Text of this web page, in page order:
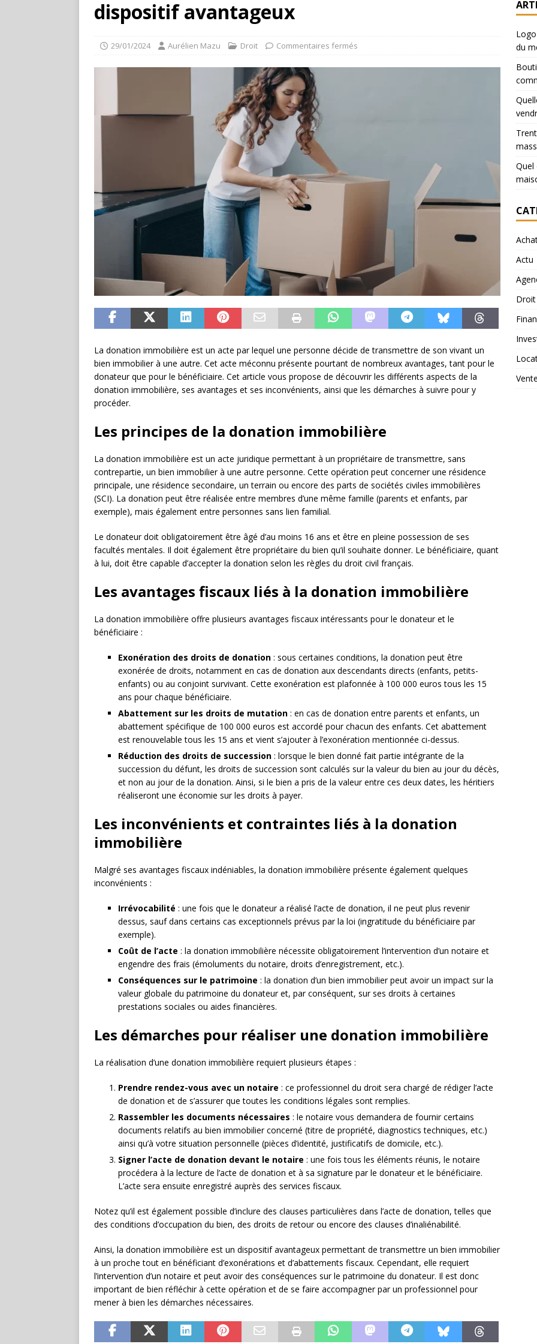
dispositif avantageux
29/01/2024 Aurélien Mazu Droit Commentaires fermés
La donation immobilière est un acte par lequel une personne décide de transmettre de son vivant un
bien immobilier à une autre. Cet acte méconnu présente pourtant de nombreux avantages, tant pour le
donateur que pour le bénéficiaire. Cet article vous propose de découvrir les différents aspects de la
donation immobilière, ses avantages et ses inconvénients, ainsi que les démarches à suivre pour y
procéder.
Les principes de la donation immobilière
La donation immobilière est un acte juridique permettant à un propriétaire de transmettre, sans
contrepartie, un bien immobilier à une autre personne. Cette opération peut concerner une résidence
principale, une résidence secondaire, un terrain ou encore des parts de sociétés civiles immobilières
(SCI). La donation peut être réalisée entre membres d’une même famille (parents et enfants, par
exemple), mais également entre personnes sans lien familial.
Le donateur doit obligatoirement être âgé d’au moins 16 ans et être en pleine possession de ses
facultés mentales. Il doit également être propriétaire du bien qu’il souhaite donner. Le bénéficiaire, quant
à lui, doit être capable d’accepter la donation selon les règles du droit civil français.
Les avantages fiscaux liés à la donation immobilière
La donation immobilière offre plusieurs avantages fiscaux intéressants pour le donateur et le
bénéficiaire :
Exonération des droits de donation : sous certaines conditions, la donation peut être
exonérée de droits, notamment en cas de donation aux descendants directs (enfants, petits-
enfants) ou au conjoint survivant. Cette exonération est plafonnée à 100 000 euros tous les 15
ans pour chaque bénéficiaire.
Abattement sur les droits de mutation : en cas de donation entre parents et enfants, un
abattement spécifique de 100 000 euros est accordé pour chacun des enfants. Cet abattement
est renouvelable tous les 15 ans et vient s’ajouter à l’exonération mentionnée ci-dessus.
Réduction des droits de succession : lorsque le bien donné fait partie intégrante de la
succession du défunt, les droits de succession sont calculés sur la valeur du bien au jour du décès,
et non au jour de la donation. Ainsi, si le bien a pris de la valeur entre ces deux dates, les héritiers
réaliseront une économie sur les droits à payer.
Les inconvénients et contraintes liés à la donation
immobilière
Malgré ses avantages fiscaux indéniables, la donation immobilière présente également quelques
inconvénients :
Irrévocabilité : une fois que le donateur a réalisé l’acte de donation, il ne peut plus revenir
dessus, sauf dans certains cas exceptionnels prévus par la loi (ingratitude du bénéficiaire par
exemple).
Coût de l’acte : la donation immobilière nécessite obligatoirement l’intervention d’un notaire et
engendre des frais (émoluments du notaire, droits d’enregistrement, etc.).
Conséquences sur le patrimoine : la donation d’un bien immobilier peut avoir un impact sur la
valeur globale du patrimoine du donateur et, par conséquent, sur ses droits à certaines
prestations sociales ou aides financières.
Les démarches pour réaliser une donation immobilière
La réalisation d’une donation immobilière requiert plusieurs étapes :
Prendre rendez-vous avec un notaire : ce professionnel du droit sera chargé de rédiger l’acte
de donation et de s’assurer que toutes les conditions légales sont remplies.
Rassembler les documents nécessaires : le notaire vous demandera de fournir certains
documents relatifs au bien immobilier concerné (titre de propriété, diagnostics techniques, etc.)
ainsi qu’à votre situation personnelle (pièces d’identité, justificatifs de domicile, etc.).
Signer l’acte de donation devant le notaire : une fois tous les éléments réunis, le notaire
procédera à la lecture de l’acte de donation et à sa signature par le donateur et le bénéficiaire.
L’acte sera ensuite enregistré auprès des services fiscaux.
Notez qu’il est également possible d’inclure des clauses particulières dans l’acte de donation, telles que
des conditions d’occupation du bien, des droits de retour ou encore des clauses d’inaliénabilité.
Ainsi, la donation immobilière est un dispositif avantageux permettant de transmettre un bien immobilier
à un proche tout en bénéficiant d’exonérations et d’abattements fiscaux. Cependant, elle requiert
l’intervention d’un notaire et peut avoir des conséquences sur le patrimoine du donateur. Il est donc
important de bien réfléchir à cette opération et de se faire accompagner par un professionnel pour
mener à bien les démarches nécessaires.
du
Quel
Actu
Droit
Vente